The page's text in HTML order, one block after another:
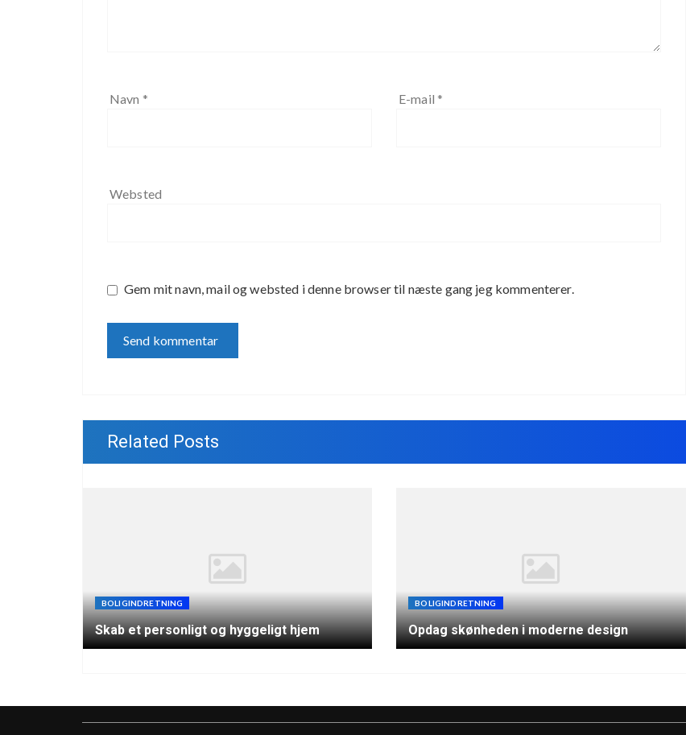
Navn * E-mail *
Websted
Gem mit navn, mail og websted i denne browser til næste gang jeg kommenterer.
Related Posts
BOLIGINDRETNING
Skab et personligt og hyggeligt hjem
BOLIGINDRETNING
Opdag skønheden i moderne design